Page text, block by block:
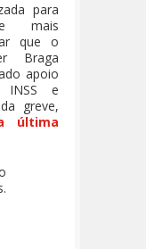
para
mais
que o
Braga
apoio
INSS e
greve,
última